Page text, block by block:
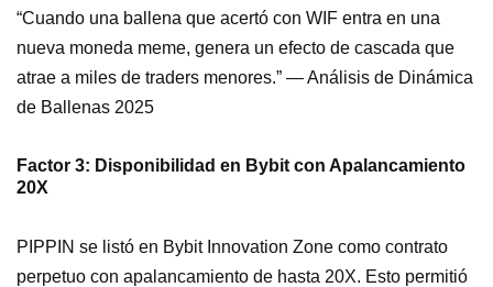
“Cuando una ballena que acertó con WIF entra en una
nueva moneda meme, genera un efecto de cascada que
atrae a miles de traders menores.” — Análisis de Dinámica
de Ballenas 2025
Factor 3: Disponibilidad en Bybit con Apalancamiento
20X
PIPPIN se listó en Bybit Innovation Zone como contrato
perpetuo con apalancamiento de hasta 20X. Esto permitió